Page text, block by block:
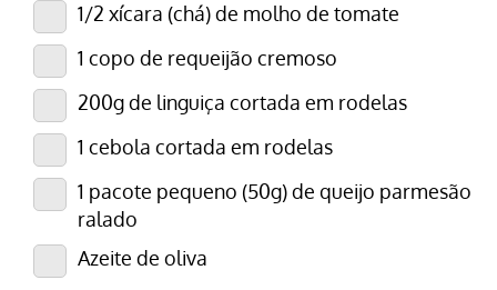
1/2 xícara (chá) de molho de tomate
1 copo de requeijão cremoso
200g de linguiça cortada em rodelas
1 cebola cortada em rodelas
1 pacote pequeno (50g) de queijo parmesão
ralado
Azeite de oliva